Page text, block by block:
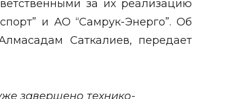
за их реализацию
и АО “Самрук-Энерго”. Об
Саткалиев, передает
завершено технико-